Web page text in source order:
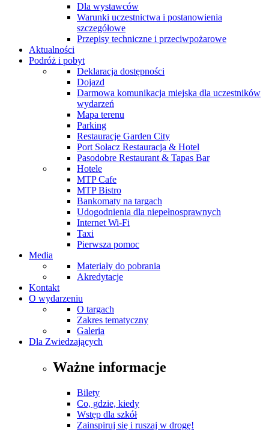
Dla wystawców
Warunki uczestnictwa i postanowienia
szczegółowe
Przepisy techniczne i przeciwpożarowe
Aktualności
Podróż i pobyt
Deklaracja dostępności
Dojazd
Darmowa komunikacja miejska dla uczestników
wydarzeń
Mapa terenu
Parking
Restauracje Garden City
Port Sołacz Restauracja & Hotel
Pasodobre Restaurant & Tapas Bar
Hotele
MTP Cafe
MTP Bistro
Bankomaty na targach
Udogodnienia dla niepełnosprawnych
Internet Wi-Fi
Taxi
Pierwsza pomoc
Media
Materiały do pobrania
Akredytacje
Kontakt
O wydarzeniu
O targach
Zakres tematyczny
Galeria
Dla Zwiedzających
Ważne informacje
Bilety
Co, gdzie, kiedy
Wstęp dla szkół
Zainspiruj się i ruszaj w drogę!